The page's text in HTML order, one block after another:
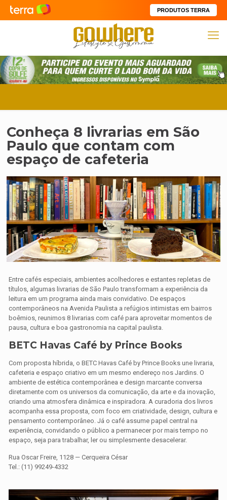
PRODUTOS TERRA
Conheça 8 livrarias em São
Paulo que contam com
espaço de cafeteria
Entre cafés especiais, ambientes acolhedores e estantes repletas de
títulos, algumas livrarias de São Paulo transformam a experiência da
leitura em um programa ainda mais convidativo. De espaços
contemporâneos na Avenida Paulista a refúgios intimistas em bairros
boêmios, reunimos 8 livrarias com café para aproveitar momentos de
pausa, cultura e boa gastronomia na capital paulista.
BETC Havas Café by Prince Books
Com proposta híbrida, o BETC Havas Café by Prince Books une livraria,
cafeteria e espaço criativo em um mesmo endereço nos Jardins. O
ambiente de estética contemporânea e design marcante conversa
diretamente com os universos da comunicação, da arte e da inovação,
criando uma atmosfera dinâmica e inspiradora. A curadoria dos livros
acompanha essa proposta, com foco em criatividade, design, cultura e
pensamento contemporâneo. Já o café assume papel central na
experiência, convidando o público a permanecer por mais tempo no
espaço, seja para trabalhar, ler ou simplesmente desacelerar.
Rua Oscar Freire, 1128 — Cerqueira César
Tel.: (11) 99249-4332